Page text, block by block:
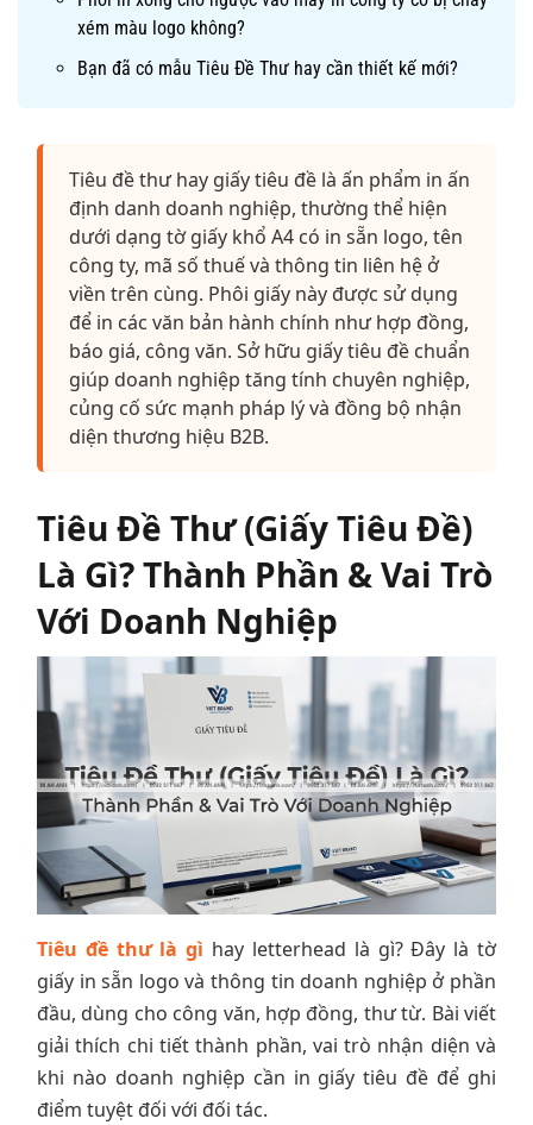
xém màu logo không?
Bạn đã có mẫu Tiêu Đề Thư hay cần thiết kế mới?
Tiêu đề thư hay giấy tiêu đề là ấn phẩm in ấn
định danh doanh nghiệp, thường thể hiện
dưới dạng tờ giấy khổ A4 có in sẵn logo, tên
công ty, mã số thuế và thông tin liên hệ ở
viền trên cùng. Phôi giấy này được sử dụng
để in các văn bản hành chính như hợp đồng,
báo giá, công văn. Sở hữu giấy tiêu đề chuẩn
giúp doanh nghiệp tăng tính chuyên nghiệp,
củng cố sức mạnh pháp lý và đồng bộ nhận
diện thương hiệu B2B.
Tiêu Đề Thư (Giấy Tiêu Đề)
Là Gì? Thành Phần & Vai Trò
Với Doanh Nghiệp
Tiêu đề thư là gì hay letterhead là gì? Đây là tờ
giấy in sẵn logo và thông tin doanh nghiệp ở phần
đầu, dùng cho công văn, hợp đồng, thư từ. Bài viết
giải thích chi tiết thành phần, vai trò nhận diện và
khi nào doanh nghiệp cần in giấy tiêu đề để ghi
điểm tuyệt đối với đối tác.